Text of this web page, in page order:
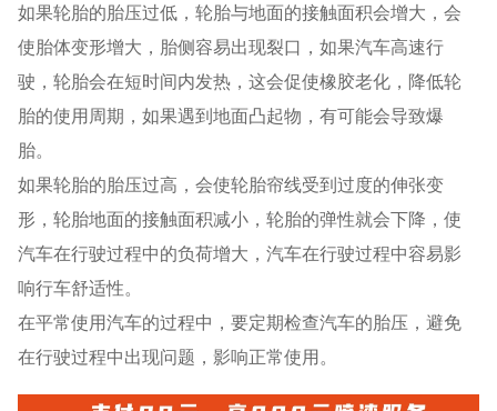
如果轮胎的胎压过低，轮胎与地面的接触面积会增大，会
使胎体变形增大，胎侧容易出现裂口，如果汽车高速行
驶，轮胎会在短时间内发热，这会促使橡胶老化，降低轮
胎的使用周期，如果遇到地面凸起物，有可能会导致爆
胎。
如果轮胎的胎压过高，会使轮胎帘线受到过度的伸张变
形，轮胎地面的接触面积减小，轮胎的弹性就会下降，使
汽车在行驶过程中的负荷增大，汽车在行驶过程中容易影
响行车舒适性。
在平常使用汽车的过程中，要定期检查汽车的胎压，避免
在行驶过程中出现问题，影响正常使用。